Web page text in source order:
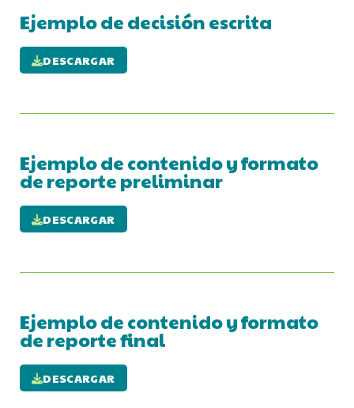
Ejemplo de decisión escrita
DESCARGAR
Ejemplo de contenido y formato
de reporte preliminar
DESCARGAR
Ejemplo de contenido y formato
de reporte final
DESCARGAR